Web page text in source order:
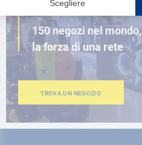
150 negozi nel mondo,
la forza di una rete
TROVA UN NEGOZIO